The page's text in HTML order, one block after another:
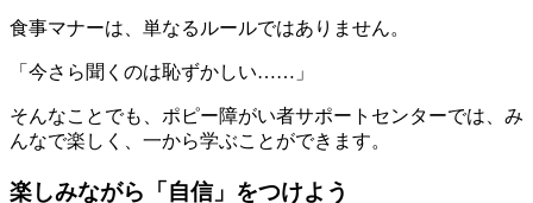
食事マナーは、単なるルールではありません。
「今さら聞くのは恥ずかしい……」
そんなことでも、ポピー障がい者サポートセンターでは、み
んなで楽しく、一から学ぶことができます。
楽しみながら「自信」をつけよう